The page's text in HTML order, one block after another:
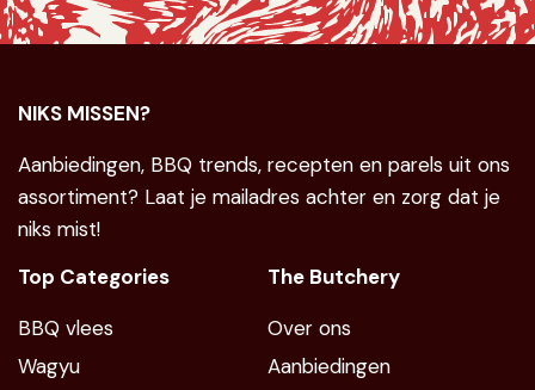
NIKS MISSEN?
Aanbiedingen, BBQ trends, recepten en parels uit ons
assortiment? Laat je mailadres achter en zorg dat je
niks mist!
Top Categories
BBQ vlees
Wagyu
The Butchery
Over ons
Aanbiedingen